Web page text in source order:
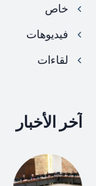
خاص
فيديوهات
لقاءات
آخر الأخبار